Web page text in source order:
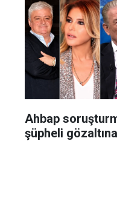
Ahbap
şüpheli gözaltına